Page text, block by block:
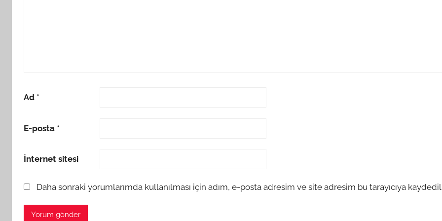
Ad *
E-posta *
İnternet sitesi
Daha sonraki yorumlarımda kullanılması için adım, e-posta adresim ve site adresim bu tarayıcıya